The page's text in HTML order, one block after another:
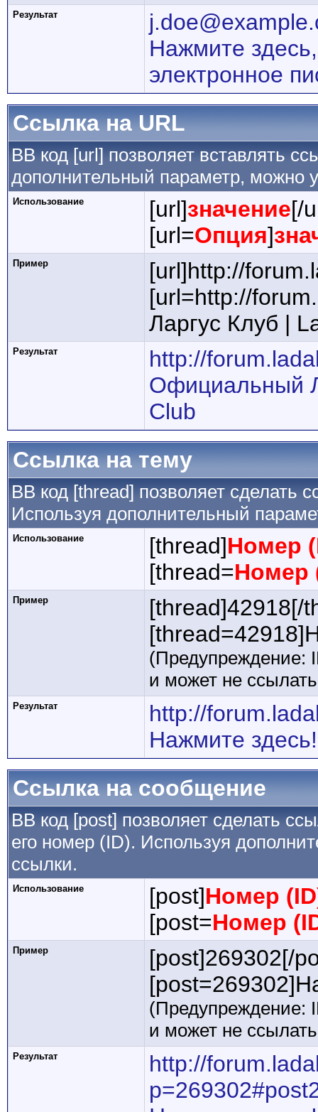
Результат
Нажмите
электронное
Ссылка на URL
BB код [url] позволяет вставлять
дополнительный параметр, можно
Использование [url]значение[/
[url=Опция]
Пример
[url]http://
[url=http://
Ларгус Клуб |
Результат
http://
Официальный
Club
Ссылка на тему
BB код [thread] позволяет сделать
Используя дополнительный
Использование [thread]Номер
[thread=Номер
Пример
[thread]42918[/
(Предупреждение:
и может не
Результат
http://
Нажмите здесь!
Ссылка на сообщение
BB код [post] позволяет сделать
его номер (ID). Используя
ссылки.
Использование [post]Номер
[post=Номер
Пример
[post]269302[/
(Предупреждение:
и может не
Результат
http://